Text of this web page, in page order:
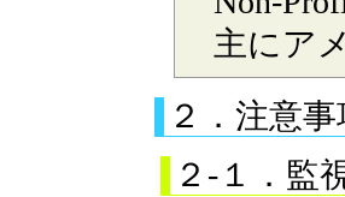
主にア
２．注意
２-１．監